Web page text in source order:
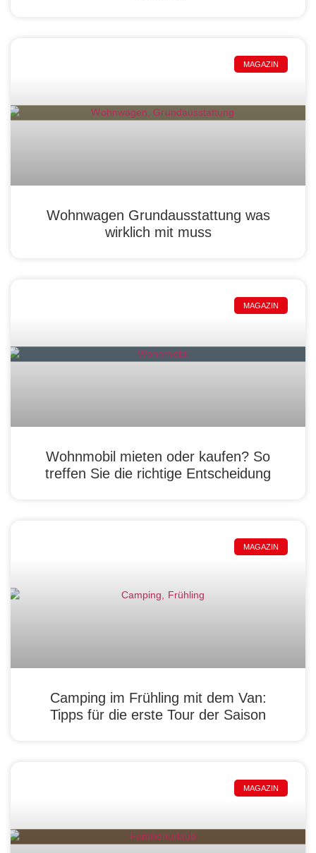
MAGAZIN
Wohnwagen Grundausstattung was
wirklich mit muss
MAGAZIN
Wohnmobil mieten oder kaufen? So
treffen Sie die richtige Entscheidung
MAGAZIN
Camping im Frühling mit dem Van:
Tipps für die erste Tour der Saison
MAGAZIN